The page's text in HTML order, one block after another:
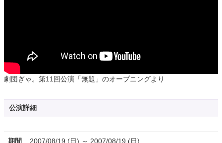
劇団ぎゃ。第11回公演「無題」のオープニングより
公演詳細
期間 2007/08/19 (日) ～ 2007/08/19 (日)